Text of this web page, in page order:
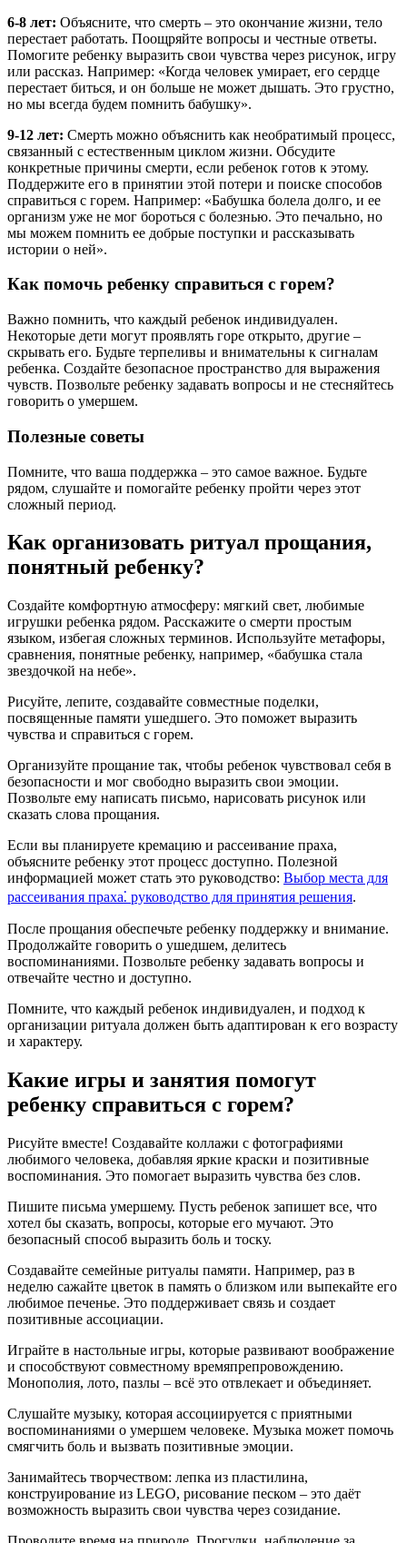
6-8 лет: Объясните, что смерть – это окончание жизни, тело
перестает работать. Поощряйте вопросы и честные ответы.
Помогите ребенку выразить свои чувства через рисунок, игру
или рассказ. Например: «Когда человек умирает, его сердце
перестает биться, и он больше не может дышать. Это грустно,
но мы всегда будем помнить бабушку».
9-12 лет: Смерть можно объяснить как необратимый процесс,
связанный с естественным циклом жизни. Обсудите
конкретные причины смерти, если ребенок готов к этому.
Поддержите его в принятии этой потери и поиске способов
справиться с горем. Например: «Бабушка болела долго, и ее
организм уже не мог бороться с болезнью. Это печально, но
мы можем помнить ее добрые поступки и рассказывать
истории о ней».
Как помочь ребенку справиться с горем?
Важно помнить, что каждый ребенок индивидуален.
Некоторые дети могут проявлять горе открыто, другие –
скрывать его. Будьте терпеливы и внимательны к сигналам
ребенка. Создайте безопасное пространство для выражения
чувств. Позвольте ребенку задавать вопросы и не стесняйтесь
говорить о умершем.
Полезные советы
Помните, что ваша поддержка – это самое важное. Будьте
рядом, слушайте и помогайте ребенку пройти через этот
сложный период.
Как организовать ритуал прощания,
понятный ребенку?
Создайте комфортную атмосферу: мягкий свет, любимые
игрушки ребенка рядом. Расскажите о смерти простым
языком, избегая сложных терминов. Используйте метафоры,
сравнения, понятные ребенку, например, «бабушка стала
звездочкой на небе».
Рисуйте, лепите, создавайте совместные поделки,
посвященные памяти ушедшего. Это поможет выразить
чувства и справиться с горем.
Организуйте прощание так, чтобы ребенок чувствовал себя в
безопасности и мог свободно выразить свои эмоции.
Позвольте ему написать письмо, нарисовать рисунок или
сказать слова прощания.
Если вы планируете кремацию и рассеивание праха,
объясните ребенку этот процесс доступно. Полезной
информацией может стать это руководство: Выбор места для
рассеивания праха⁚ руководство для принятия решения.
После прощания обеспечьте ребенку поддержку и внимание.
Продолжайте говорить о ушедшем, делитесь
воспоминаниями. Позвольте ребенку задавать вопросы и
отвечайте честно и доступно.
Помните, что каждый ребенок индивидуален, и подход к
организации ритуала должен быть адаптирован к его возрасту
и характеру.
Какие игры и занятия помогут
ребенку справиться с горем?
Рисуйте вместе! Создавайте коллажи с фотографиями
любимого человека, добавляя яркие краски и позитивные
воспоминания. Это помогает выразить чувства без слов.
Пишите письма умершему. Пусть ребенок запишет все, что
хотел бы сказать, вопросы, которые его мучают. Это
безопасный способ выразить боль и тоску.
Создавайте семейные ритуалы памяти. Например, раз в
неделю сажайте цветок в память о близком или выпекайте его
любимое печенье. Это поддерживает связь и создает
позитивные ассоциации.
Играйте в настольные игры, которые развивают воображение
и способствуют совместному времяпрепровождению.
Монополия, лото, пазлы – всё это отвлекает и объединяет.
Слушайте музыку, которая ассоциируется с приятными
воспоминаниями о умершем человеке. Музыка может помочь
смягчить боль и вызвать позитивные эмоции.
Занимайтесь творчеством: лепка из пластилина,
конструирование из LEGO, рисование песком – это даёт
возможность выразить свои чувства через созидание.